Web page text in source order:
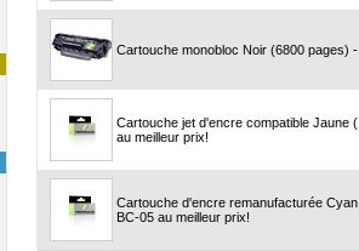
Cartouche monobloc Noir (6800 pages)
Cartouche jet d'encre compatible Jaune
au meilleur prix!
Cartouche d'encre remanufacturée
BC-05 au meilleur prix!